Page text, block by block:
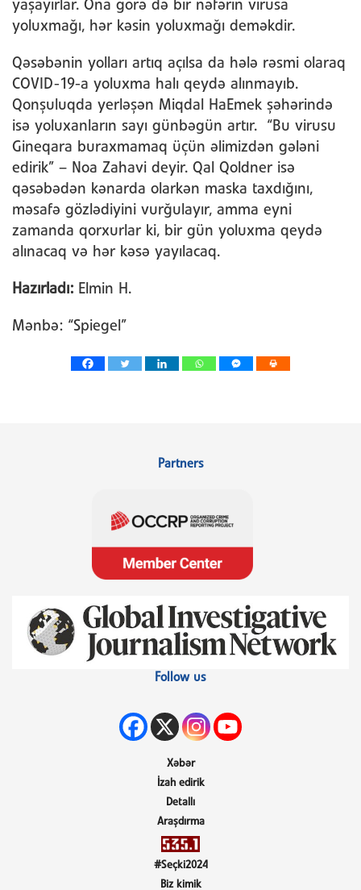
yaşayırlar. Ona görə də bir nəfərin virusa
yoluxmağı, hər kəsin yoluxmağı deməkdir.
Qəsəbənin yolları artıq açılsa da hələ rəsmi olaraq
COVID-19-a yoluxma halı qeydə alınmayıb.
Qonşuluqda yerləşən Miqdal HaEmek şəhərində
isə yoluxanların sayı günbəgün artır. “Bu virusu
Gineqara buraxmamaq üçün əlimizdən gələni
edirik” – Noa Zahavi deyir. Qal Qoldner isə
qəsəbədən kənarda olarkən maska taxdığını,
məsafə gözlədiyini vurğulayır, amma eyni
zamanda qorxurlar ki, bir gün yoluxma qeydə
alınacaq və hər kəsə yayılacaq.
Hazırladı: Elmin H.
Mənbə: “Spiegel”
Partners
Follow us
Xəbər
İzah edirik
Detallı
Araşdırma
#Seçki2024
Biz kimik